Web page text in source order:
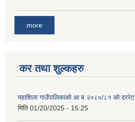
more
कर तथा शुल्कहरु
महाशिला गाउँपालिकाको आ ब २०८०/८१ को दररेट
मिति 01/20/2025 - 15:25